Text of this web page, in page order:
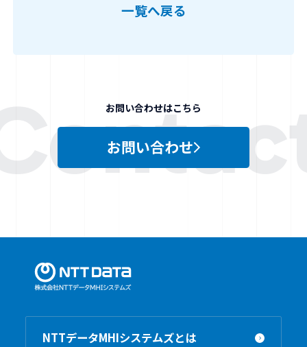
一覧へ戻る
お問い合わせはこちら
お問い合わせ
NTTデータMHIシステムズとは